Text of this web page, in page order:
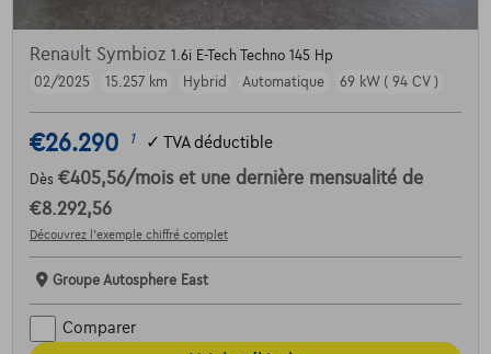
Renault Symbioz 1.6i E-Tech Techno 145 Hp
02/2025
15.257 km Hybrid Automatique 69 kW ( 94 CV )
€26.290 1 ✓ TVA déductible
Dès €405,56/mois et une dernière mensualité de
€8.292,56
Découvrez l’exemple chiffré complet
Groupe Autosphere East
Comparer